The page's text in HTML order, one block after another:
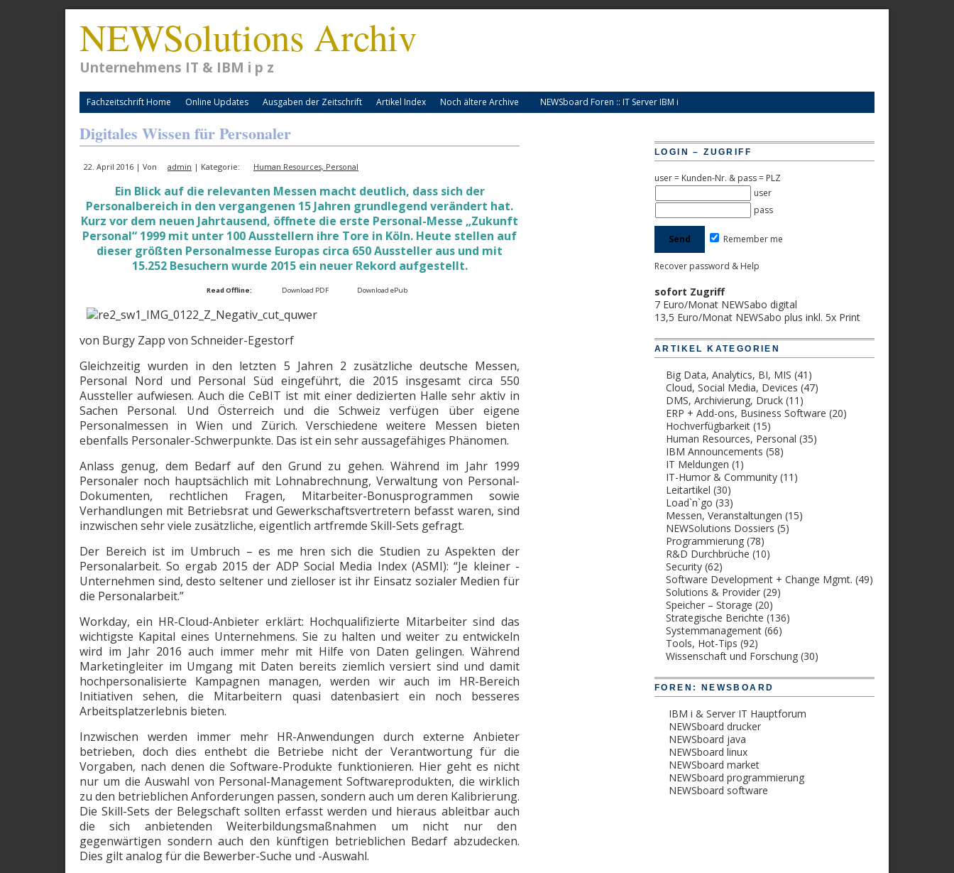
NEWSolutions Archiv
Unternehmens IT & IBM i p z
Fachzeitschrift Home Online Updates Ausgaben der Zeitschrift Artikel Index Noch ältere Archive NEWSboard Foren :: IT Server IBM i
Digitales Wissen für Personaler
22. April 2016 | Von admin | Kategorie: Human Resources, Personal
Ein Blick auf die relevanten Messen macht deutlich, dass sich der
Personalbereich in den vergangenen 15 Jahren grundlegend verändert hat.
Kurz vor dem neuen Jahrtausend, öffnete die erste Personal-Messe „Zukunft
Personal“ 1999 mit unter 100 Ausstellern ihre Tore in Köln. Heute stellen auf
dieser größten Personalmesse Europas circa 650 Aussteller aus und mit
15.252 Besuchern wurde 2015 ein neuer Rekord aufgestellt.
Read Offline: Download PDF Download ePub
von Burgy Zapp von Schneider-Egestorf
Gleichzeitig wurden in den letzten 5 Jahren 2 zusätzliche deutsche Messen,
Personal Nord und Personal Süd eingeführt, die 2015 insgesamt circa 550
Aussteller aufwiesen. Auch die CeBIT ist mit einer dedizierten Halle sehr aktiv in
Sachen Personal. Und Österreich und die Schweiz verfügen über eigene
Personalmessen in Wien und Zürich. Verschiedene weitere Messen bieten
ebenfalls Personaler-Schwerpunkte. Das ist ein sehr aussagefähiges Phänomen.
Anlass genug, dem Bedarf auf den Grund zu gehen. Während im Jahr 1999
Personaler noch hauptsächlich mit Lohnabrechnung, Verwaltung von Personal-
Dokumenten, rechtlichen Fragen, Mitarbeiter-Bonusprogrammen sowie
Verhandlungen mit Betriebsrat und Gewerkschaftsvertretern befasst waren, sind
inzwischen sehr viele zusätzliche, eigentlich artfremde Skill-Sets gefragt.
Der Bereich ist im Umbruch – es me hren sich die Studien zu Aspekten der
Personalarbeit. So ergab 2015 der ADP Social Media Index (ASMI): “Je kleiner ­
Unternehmen sind, desto seltener und zielloser ist ihr Einsatz sozialer Medien für
die Personalarbeit.”
Workday, ein HR-Cloud-Anbieter erklärt: Hochqualifizierte Mitarbeiter sind das
wichtigste Kapital eines Unternehmens. Sie zu halten und weiter zu entwickeln
wird im Jahr 2016 auch immer mehr mit Hilfe von Daten gelingen. Während
Marketingleiter im Umgang mit Daten bereits ziemlich versiert sind und damit
hochpersonalisierte Kampagnen managen, werden wir auch im HR-Bereich
Initiativen sehen, die Mitarbeitern quasi ­datenbasiert ein noch besseres
Arbeitsplatzerlebnis bieten.
Inzwischen werden immer mehr HR-Anwendungen durch externe Anbieter
betrieben, doch dies enthebt die Betriebe nicht der Verantwortung für die
Vorgaben, nach denen die Software-Produkte funktionieren. Hier geht es nicht
nur um die Auswahl von Personal-­Management Softwareprodukten, die wirklich
zu den betrieblichen Anforderungen passen, sondern auch um deren ­Kalibrierung.
Die Skill-Sets der Belegschaft sollten erfasst werden und hieraus ableitbar auch
die sich anbietenden Weiterbildungsmaßnahmen um nicht nur den
gegenwärtigen sondern auch den künftigen betrieblichen Bedarf abzudecken.
Dies gilt analog für die Bewerber-Suche und -Auswahl.
LOGIN – ZUGRIFF
user = Kunden-Nr. & pass = PLZ
user
pass
Remember me
Recover password & Help
sofort Zugriff
7 Euro/Monat NEWSabo digital
13,5 Euro/Monat NEWSabo plus inkl. 5x Print
ARTIKEL KATEGORIEN
Big Data, Analytics, BI, MIS (41)
Cloud, Social Media, Devices (47)
DMS, Archivierung, Druck (11)
ERP + Add-ons, Business Software (20)
Hochverfügbarkeit (15)
Human Resources, Personal (35)
IBM Announcements (58)
IT Meldungen (1)
IT-Humor & Community (11)
Leitartikel (30)
Load`n`go (33)
Messen, Veranstaltungen (15)
NEWSolutions Dossiers (5)
Programmierung (78)
R&D Durchbrüche (10)
Security (62)
Software Development + Change Mgmt. (49)
Solutions & Provider (29)
Speicher – Storage (20)
Strategische Berichte (136)
Systemmanagement (66)
Tools, Hot-Tips (92)
Wissenschaft und Forschung (30)
FOREN: NEWSBOARD
IBM i & Server IT Hauptforum
NEWSboard drucker
NEWSboard java
NEWSboard linux
NEWSboard market
NEWSboard programmierung
NEWSboard software